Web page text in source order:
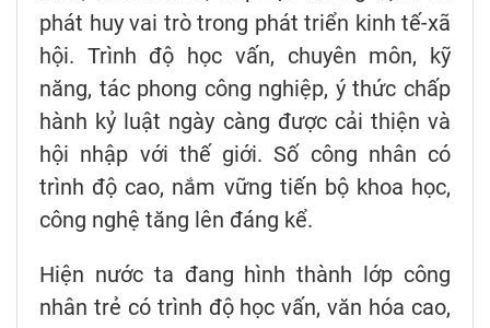
phát huy vai trò trong phát triển kinh tế-xã
hội. Trình độ học vấn, chuyên môn, kỹ
năng, tác phong công nghiệp, ý thức chấp
hành kỷ luật ngày càng được cải thiện và
hội nhập với thế giới. Số công nhân có
trình độ cao, nắm vững tiến bộ khoa học,
công nghệ tăng lên đáng kể.
Hiện nước ta đang hình thành lớp công
nhân trẻ có trình độ học vấn, văn hóa cao,